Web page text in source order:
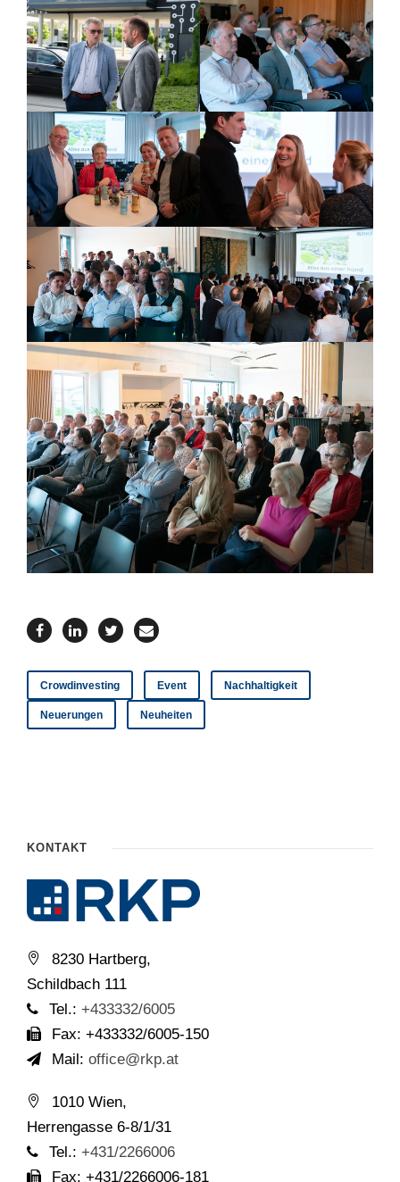
Crowdinvesting Event Nachhaltigkeit
Neuerungen Neuheiten
KONTAKT
8230 Hartberg,
Schildbach 111
Tel.: +433332/6005
Fax: +433332/6005-150
Mail: office@rkp.at
1010 Wien,
Herrengasse 6-8/1/31
Tel.: +431/2266006
Fax: +431/2266006-181